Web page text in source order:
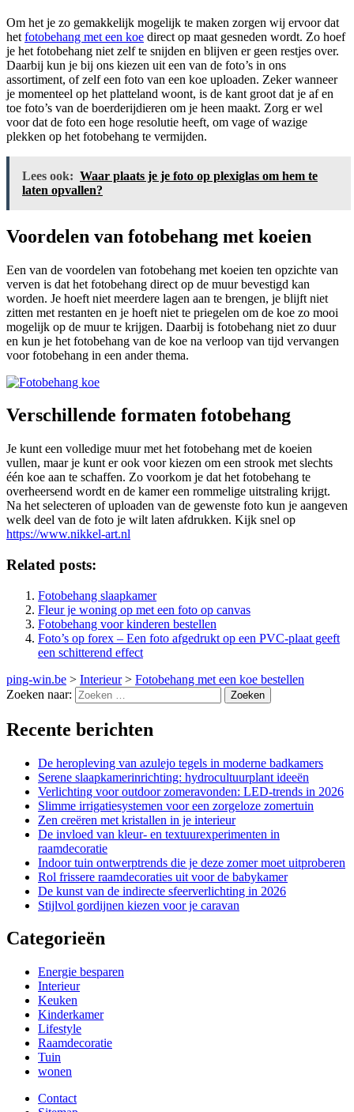
Om het je zo gemakkelijk mogelijk te maken zorgen wij ervoor dat
het fotobehang met een koe direct op maat gesneden wordt. Zo hoef
je het fotobehang niet zelf te snijden en blijven er geen restjes over.
Daarbij kun je bij ons kiezen uit een van de foto’s in ons
assortiment, of zelf een foto van een koe uploaden. Zeker wanneer
je momenteel op het platteland woont, is de kant groot dat je af en
toe foto’s van de boerderijdieren om je heen maakt. Zorg er wel
voor dat de foto een hoge resolutie heeft, om vage of wazige
plekken op het fotobehang te vermijden.
Lees ook: Waar plaats je je foto op plexiglas om hem te
laten opvallen?
Voordelen van fotobehang met koeien
Een van de voordelen van fotobehang met koeien ten opzichte van
verven is dat het fotobehang direct op de muur bevestigd kan
worden. Je hoeft niet meerdere lagen aan te brengen, je blijft niet
zitten met restanten en je hoeft niet te priegelen om de koe zo mooi
mogelijk op de muur te krijgen. Daarbij is fotobehang niet zo duur
en kun je het fotobehang van de koe na verloop van tijd vervangen
voor fotobehang in een ander thema.
Verschillende formaten fotobehang
Je kunt een volledige muur met het fotobehang met de koeien
vullen, maar je kunt er ook voor kiezen om een strook met slechts
één koe aan te schaffen. Zo voorkom je dat het fotobehang te
overheersend wordt en de kamer een rommelige uitstraling krijgt.
Na het selecteren of uploaden van de gewenste foto kun je aangeven
welk deel van de foto je wilt laten afdrukken. Kijk snel op
https://www.nikkel-art.nl
Related posts:
Fotobehang slaapkamer
Fleur je woning op met een foto op canvas
Fotobehang voor kinderen bestellen
Foto’s op forex – Een foto afgedrukt op een PVC-plaat geeft
een schitterend effect
ping-win.be > Interieur> Fotobehang met een koe bestellen
Zoeken naar:
Recente berichten
De heropleving van azulejo tegels in moderne badkamers
Serene slaapkamerinrichting: hydrocultuurplant ideeën
Verlichting voor outdoor zomeravonden: LED-trends in 2026
Slimme irrigatiesystemen voor een zorgeloze zomertuin
Zen creëren met kristallen in je interieur
De invloed van kleur- en textuurexperimenten in
raamdecoratie
Indoor tuin ontwerptrends die je deze zomer moet uitproberen
Rol frissere raamdecoraties uit voor de babykamer
De kunst van de indirecte sfeerverlichting in 2026
Stijlvol gordijnen kiezen voor je caravan
Categorieën
Energie besparen
Interieur
Keuken
Kinderkamer
Lifestyle
Raamdecoratie
Tuin
wonen
Contact